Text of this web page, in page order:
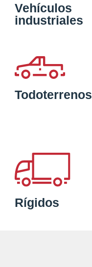
Vehículos
industriales
Todoterrenos
Rígidos